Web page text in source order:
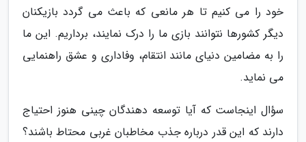
خود را می کنیم تا هر مانعی که باعث می گردد بازیکنان
دیگر کشورها نتوانند بازی ما را درک نمایند، برداریم. این ما
را به مضامین دنیای مانند انتقام، وفاداری و عشق راهنمایی
می نماید.
سؤال اینجاست که آیا توسعه دهندگان چینی هنوز احتیاج
دارند که این قدر درباره جذب مخاطبان غربی محتاط باشند؟